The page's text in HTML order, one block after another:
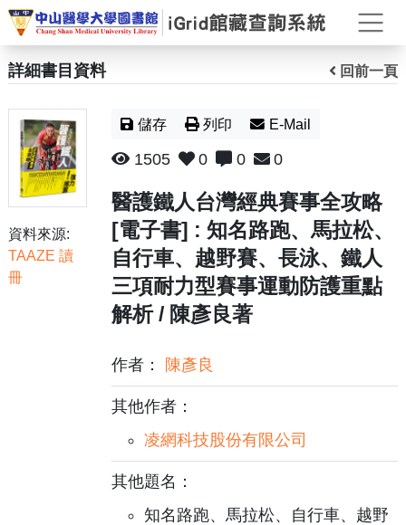
打
詳細書目資料 回前一頁
資料來源:
TAAZE 讀
冊
儲存 列印 E-Mail
1505 0 0 0
醫護鐵人台灣經典賽事全攻略
[電子書] : 知名路跑、馬拉松、
自行車、越野賽、長泳、鐵人
三項耐力型賽事運動防護重點
解析 / 陳彥良著
作者： 陳彥良
其他作者：
凌網科技股份有限公司
其他題名：
知名路跑、馬拉松、自行車、越野